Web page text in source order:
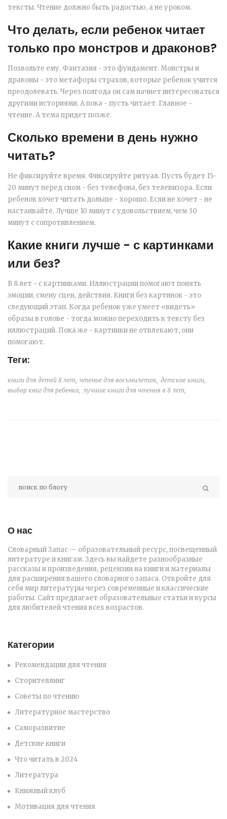
тексты. Чтение должно быть радостью, а не уроком.
Что делать, если ребенок читает
только про монстров и драконов?
Позвольте ему. Фантазия - это фундамент. Монстры и
драконы - это метафоры страхов, которые ребенок учится
преодолевать. Через полгода он сам начнет интересоваться
другими историями. А пока - пусть читает. Главное -
чтение. А тема придет позже.
Сколько времени в день нужно
читать?
Не фиксируйте время. Фиксируйте ритуал. Пусть будет 15-
20 минут перед сном - без телефона, без телевизора. Если
ребенок хочет читать дольше - хорошо. Если не хочет - не
настаивайте. Лучше 10 минут с удовольствием, чем 30
минут с сопротивлением.
Какие книги лучше - с картинками
или без?
В 8 лет - с картинками. Иллюстрации помогают понять
эмоции, смену сцен, действия. Книги без картинок - это
следующий этап. Когда ребенок уже умеет «видеть»
образы в голове - тогда можно переходить к тексту без
иллюстраций. Пока же - картинки не отвлекают, они
помогают.
Теги:
книги для детей 8 лет, чтение для восьмилеток, детские книги,
выбор книг для ребенка, лучшие книги для чтения в 8 лет,
О нас
Словарный Запас — образовательный ресурс, посвещенный
литературе и книгам. Здесь вы найдете разнообразные
рассказы и произведения, рецензии на книги и материалы
для расширения вашего словарного запаса. Откройте для
себя мир литературы через современные и классические
работы. Сайт предлагает образовательные статьи и курсы
для любителей чтения всех возрастов.
Категории
Рекомендации для чтения
Сторителлинг
Советы по чтению
Литературное мастерство
Саморазвитие
Детские книги
Что читать в 2024
Литература
Книжный клуб
Мотивация для чтения